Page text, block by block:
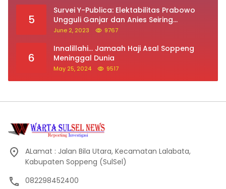
5
Survei Y-Publica: Elektabilitas Prabowo
Ungguli Ganjar dan Anies Seiring
Kepuasan Terhadap Jokowi Naik
June 2, 2023 9767
6
Innalillahi… Jamaah Haji Asal Soppeng
Meninggal Dunia
May 25, 2024 9517
ALamat : Jalan Bila Utara, Kecamatan Lalabata,
Kabupaten Soppeng (SulSel)
082298452400